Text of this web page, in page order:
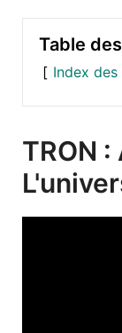
Table
Index
TRON :